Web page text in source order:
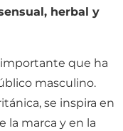
herbal y
importante que ha
masculino.
se inspira en
marca y en la